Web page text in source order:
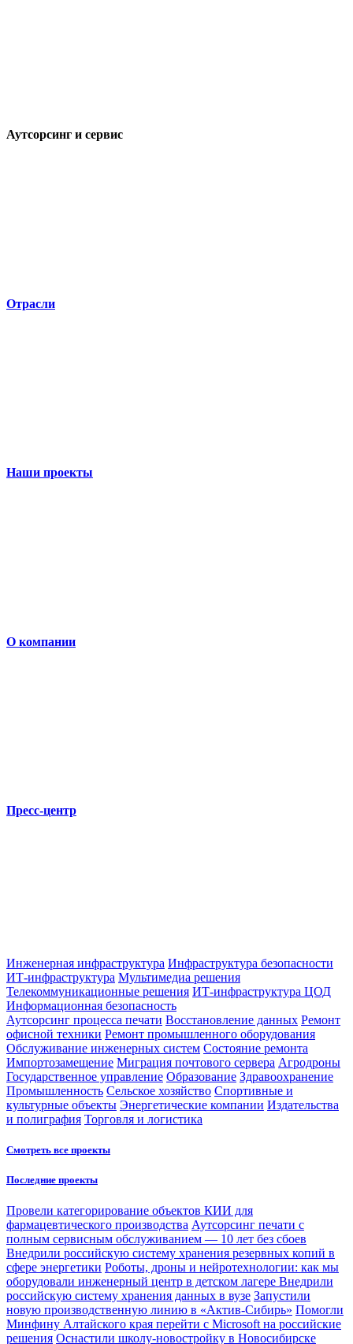
Аутсорсинг и сервис
Отрасли
Наши проекты
О компании
Пресс-центр
Инженерная инфраструктура Инфраструктура безопасности
ИТ-инфраструктура Мультимедиа решения
Телекоммуникационные решения ИТ-инфраструктура ЦОД
Информационная безопасность
Аутсорсинг процесса печати Восстановление данных Ремонт
офисной техники Ремонт промышленного оборудования
Обслуживание инженерных систем Состояние ремонта
Импортозамещение Миграция почтового сервера Агродроны
Государственное управление Образование Здравоохранение
Промышленность Сельское хозяйство Спортивные и
культурные объекты Энергетические компании Издательства
и полиграфия Торговля и логистика
Смотреть все проекты
Последние проекты
Провели категорирование объектов КИИ для
фармацевтического производства Аутсорсинг печати с
полным сервисным обслуживанием — 10 лет без сбоев
Внедрили российскую систему хранения резервных копий в
сфере энергетики Роботы, дроны и нейротехнологии: как мы
оборудовали инженерный центр в детском лагере Внедрили
российскую систему хранения данных в вузе Запустили
новую производственную линию в «Актив-Сибирь» Помогли
Минфину Алтайского края перейти с Microsoft на российские
решения Оснастили школу-новостройку в Новосибирске